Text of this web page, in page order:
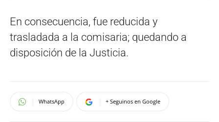
En consecuencia, fue reducida y
trasladada a la comisaria; quedando a
disposición de la Justicia.
WhatsApp + Seguinos en Google